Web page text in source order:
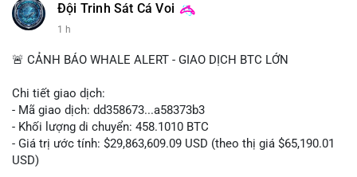
Đội Trinh Sát Cá Voi
1 h
🚨 CẢNH BÁO WHALE ALERT - GIAO DỊCH BTC LỚN
Chi tiết giao dịch:
- Mã giao dịch: dd358673...a58373b3
- Khối lượng di chuyển: 458.1010 BTC
- Giá trị ước tính: $29,863,609.09 USD (theo thị giá $65,190.01
USD)